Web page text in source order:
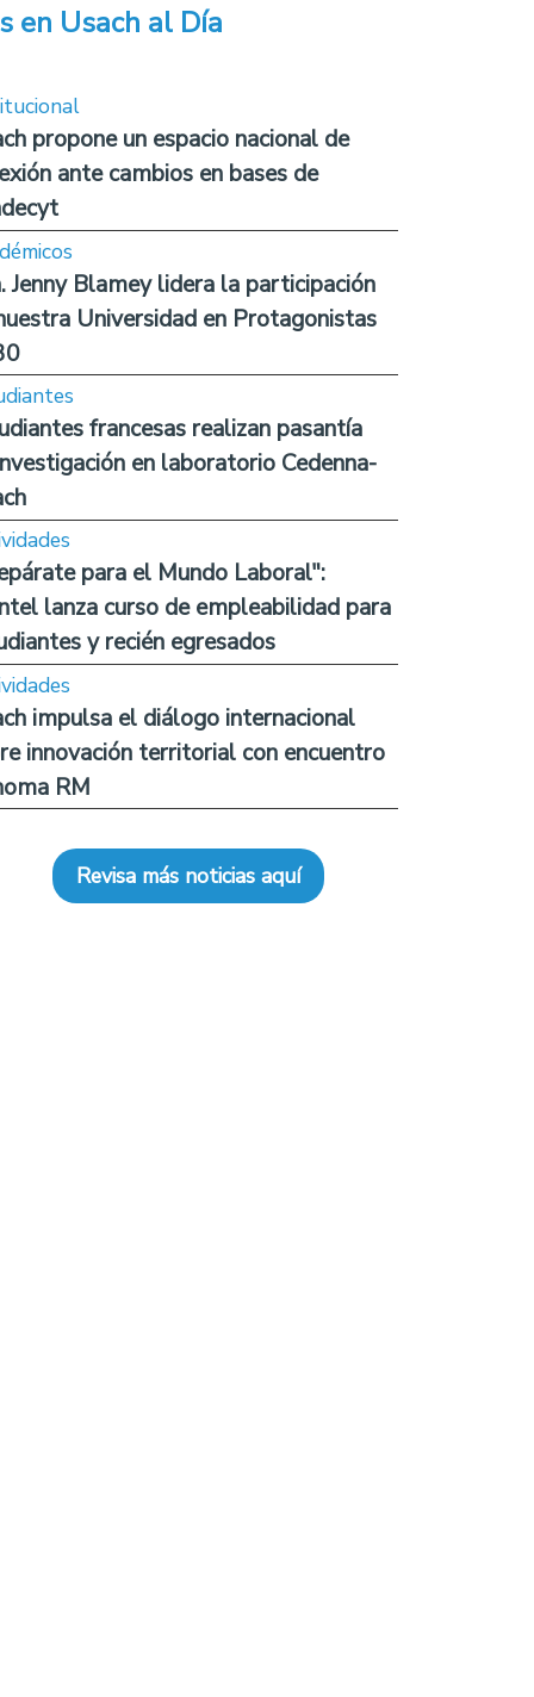
en Usach al Día
propone un espacio nacional de
ante cambios en bases de
Jenny Blamey lidera la participación
Universidad en Protagonistas
francesas realizan pasantía
en laboratorio Cedenna-
para el Mundo Laboral":
lanza curso de empleabilidad para
y recién egresados
impulsa el diálogo internacional
innovación territorial con encuentro
RM
Revisa más noticias aquí